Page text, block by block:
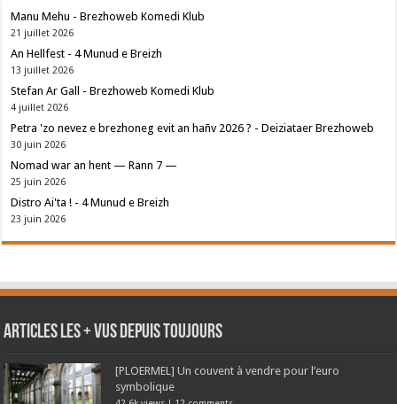
Manu Mehu - Brezhoweb Komedi Klub
21 juillet 2026
An Hellfest - 4 Munud e Breizh
13 juillet 2026
Stefan Ar Gall - Brezhoweb Komedi Klub
4 juillet 2026
Petra 'zo nevez e brezhoneg evit an hañv 2026 ? - Deiziataer Brezhoweb
30 juin 2026
Nomad war an hent — Rann 7 —
25 juin 2026
Distro Ai'ta ! - 4 Munud e Breizh
23 juin 2026
Articles les + vus depuis toujours
[PLOERMEL] Un couvent à vendre pour l’euro
symbolique